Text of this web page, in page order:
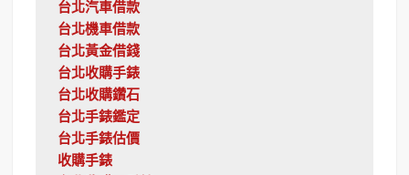
台北汽車借款
台北機車借款
台北黃金借錢
台北收購手錶
台北收購鑽石
台北手錶鑑定
台北手錶估價
收購手錶